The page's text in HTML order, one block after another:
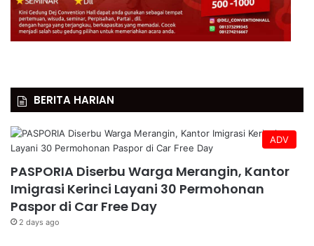
BERITA HARIAN
ADV
PASPORIA Diserbu Warga Merangin, Kantor
Imigrasi Kerinci Layani 30 Permohonan
Paspor di Car Free Day
2 days ago